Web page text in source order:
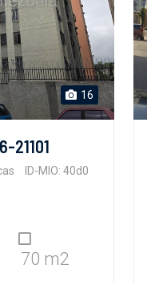
16
21101
ID-MIO: 40d0
70 m2